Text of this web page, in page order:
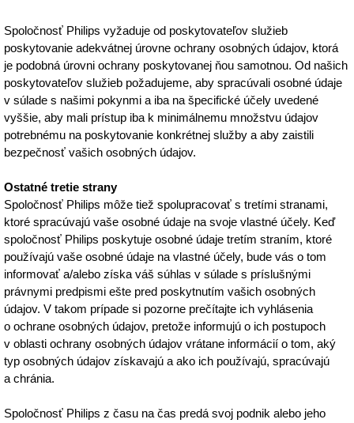
Spoločnosť Philips vyžaduje od poskytovateľov služieb
poskytovanie adekvátnej úrovne ochrany osobných údajov, ktorá
je podobná úrovni ochrany poskytovanej ňou samotnou. Od našich
poskytovateľov služieb požadujeme, aby spracúvali osobné údaje
v súlade s našimi pokynmi a iba na špecifické účely uvedené
vyššie, aby mali prístup iba k minimálnemu množstvu údajov
potrebnému na poskytovanie konkrétnej služby a aby zaistili
bezpečnosť vašich osobných údajov.
Ostatné tretie strany
Spoločnosť Philips môže tiež spolupracovať s tretími stranami,
ktoré spracúvajú vaše osobné údaje na svoje vlastné účely. Keď
spoločnosť Philips poskytuje osobné údaje tretím straním, ktoré
používajú vaše osobné údaje na vlastné účely, bude vás o tom
informovať a/alebo získa váš súhlas v súlade s príslušnými
právnymi predpismi ešte pred poskytnutím vašich osobných
údajov. V takom prípade si pozorne prečítajte ich vyhlásenia
o ochrane osobných údajov, pretože informujú o ich postupoch
v oblasti ochrany osobných údajov vrátane informácií o tom, aký
typ osobných údajov získavajú a ako ich používajú, spracúvajú
a chránia.
Spoločnosť Philips z času na čas predá svoj podnik alebo jeho